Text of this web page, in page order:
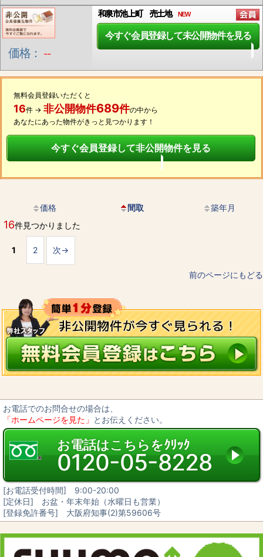
価格： --
和泉市池上町 売土地 NEW
今すぐ会員登録して未公開物件を見る
無料会員登録いただくと
16件 → 非公開物件689件の中から
あなたにあった物件がきっと見つかります！
今すぐ会員登録して非公開物件を見る
価格 間取 築年月
16件見つかりました
1 2 次→
前のページにもどる
お電話でのお問合せの場合は、
「ホームページを見た」 とお伝えください。
お電話はこちらをｸﾘｯｸ
0120-05-8228
[お電話受付時間] 9:00-20:00
[定休日] お盆・年末年始（水曜日も営業）
[登録免許番号] 大阪府知事(2)第59606号